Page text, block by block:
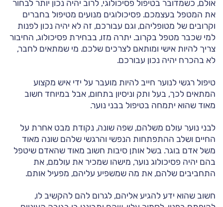
אולם, כשמדובר בטיפול פסיכולוגי, לרוב יהיה נכון יותר לבחור
את המטפל בעצמכם. פסיכולוגים מנועים מטיפול בחברים
וקרובים של מטופליהם, וגם עבורכם, זה לא יהיה נכון לפנות
למי שכבר מטפל בקרוב. יתרה מזו, בבחירת פסיכולוג, החיבור
צריך להיות אישי ומותאם לצרכים שלכם. מי שמתאים לחבר,
לא בהכרח יהיה נכון עבורכם.
טיפול רגשי לנוער חייב להיות מועבר על ידי איש מקצוע
המתאים לכך, בעל ותק וניסיון בתחום, אבל במיוחד חשוב
מאוד שהוא יתמחה בטיפול בבני נוער.
לבני נוער עולם משלהם, שפה שונה, נקודת מבט אחרת על
החיים ושלב ההתפתחות הנפשי והרגשי שלהם שונה מאוד
משל אדם בוגר. בשל אותן סיבות חשוב מאוד שהאדם שיטפל
בהם יהיה פסיכולוג נוער, מישהו שמכיר את עולמם, את
התחביבים שלהם, את מה שמשפיע עליהם, מפעיל אותם.
חשוב שהוא ידע להגיע אליהם, לגרום להם להקשיב לו,